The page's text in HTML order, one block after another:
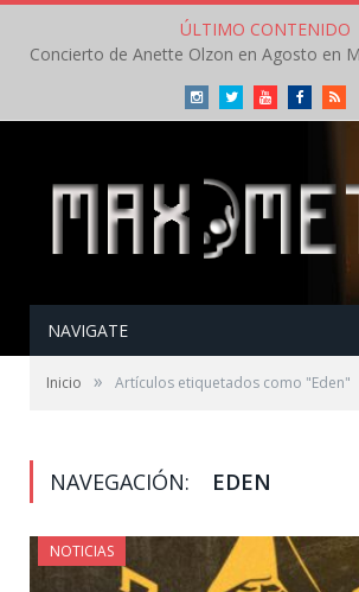
ÚLTIMO CONTENIDO
InstagramTwitterYoutubeFacebookRSS
NAVIGATE
Inicio » Artículos etiquetados como "Eden"
NAVEGACIÓN: EDEN
NOTICIAS